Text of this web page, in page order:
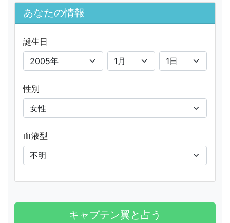
あなたの情報
誕生日
性別
血液型